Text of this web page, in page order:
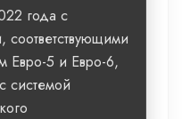
года с
Евро-5 и Евро-6,
системой